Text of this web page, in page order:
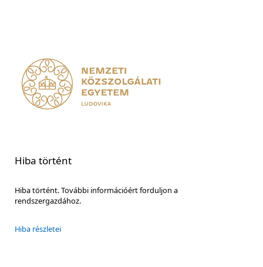
Hiba történt
Hiba történt. További információért forduljon a
rendszergazdához.
Hiba részletei